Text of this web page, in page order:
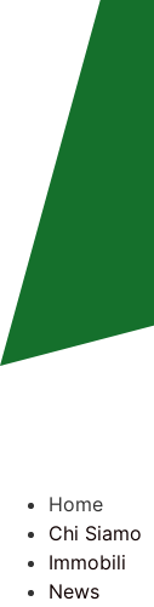
Home
Chi Siamo
Immobili
News